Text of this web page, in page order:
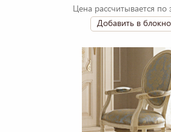
Цена рассчитывается по
Добавить в